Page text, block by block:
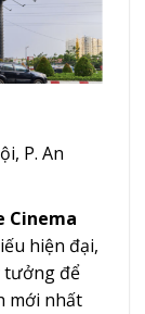
P. An
Cinema
hiện đại,
tưởng để
mới nhất